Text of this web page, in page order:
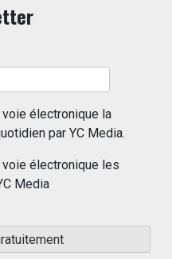
électronique la
par YC Media.
électronique les
Media